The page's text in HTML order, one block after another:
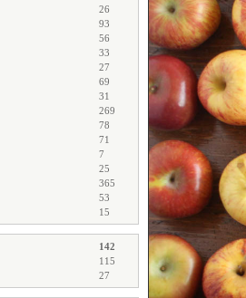
26
93
56
33
27
69
31
269
78
71
7
25
365
53
15
142
115
27